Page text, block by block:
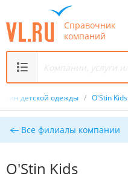
Справочник
компаний
детской одежды / O'Stin Kids
Все филиалы компании
O'Stin Kids